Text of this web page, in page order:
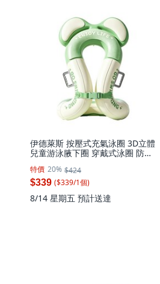
伊德萊斯 按壓式充氣泳圈 3D立體
兒童游泳腋下圈 穿戴式泳圈 防側
3 水波綠, 1個
特價 20% $424
$339 ($339/1個)
8/14 星期五 預計送達